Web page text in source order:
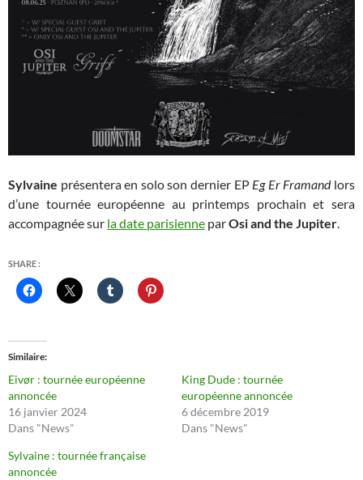
Sylvaine présentera en solo son dernier EP Eg Er Framandlors
d’une tournée européenne au printemps prochain et sera
accompagnée sur la date parisienne parOsi and the Jupiter.
SHARE :
Similaire
Eivør : tournée européenne
annoncée
16 janvier 2024
Dans "News"
King Dude : tournée
européenne annoncée
6 décembre 2019
Dans "News"
Sylvaine : tournée française
annoncée